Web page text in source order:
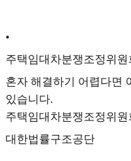
•
주택임대차분쟁조정위
혼자 해결하기 어렵다면
있습니다.
주택임대차분쟁조정위원
대한법률구조공단